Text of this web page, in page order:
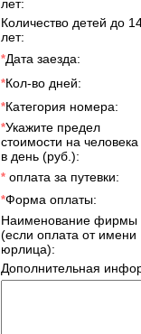
лет:
Количество детей до
лет:
*Дата заезда:
*Кол-во дней:
*Категория номера:
*Укажите предел
стоимости на человека
в день (руб.):
*оплата за путевки:
*Форма оплаты:
Наименование фирмы
(если оплата от имени
юрлица):
Дополнительная